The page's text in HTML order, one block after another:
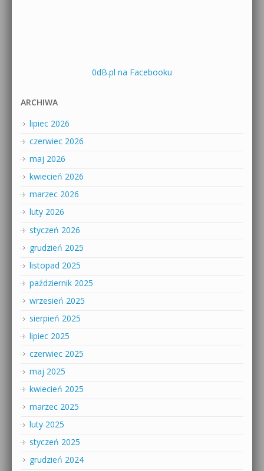
0dB.pl na Facebooku
ARCHIWA
lipiec 2026
czerwiec 2026
maj 2026
kwiecień 2026
marzec 2026
luty 2026
styczeń 2026
grudzień 2025
listopad 2025
październik 2025
wrzesień 2025
sierpień 2025
lipiec 2025
czerwiec 2025
maj 2025
kwiecień 2025
marzec 2025
luty 2025
styczeń 2025
grudzień 2024